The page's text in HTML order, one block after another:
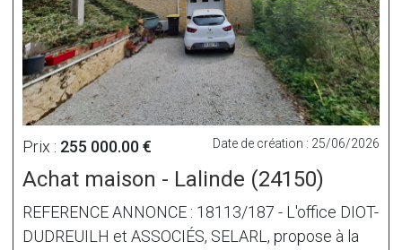
Prix : 255 000.00 € Date de création : 25/06/2026
Achat maison - Lalinde (24150)
REFERENCE ANNONCE : 18113/187 - L'office DIOT-
DUDREUILH et ASSOCIÉS, SELARL, propose à la